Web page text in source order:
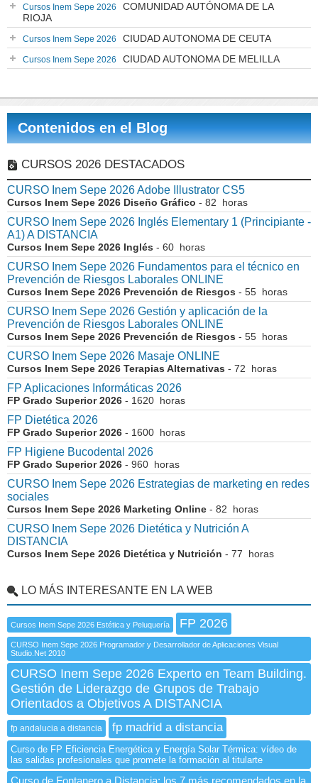
Cursos Inem Sepe 2026
COMUNIDAD AUTÓNOMA DE LA
RIOJA
Cursos Inem Sepe 2026 CIUDAD AUTONOMA DE CEUTA
Cursos Inem Sepe 2026 CIUDAD AUTONOMA DE MELILLA
Contenidos en el Blog
CURSOS 2026 DESTACADOS
CURSO Inem Sepe 2026 Adobe Illustrator CS5
Cursos Inem Sepe 2026 Diseño Gráfico - 82 horas
CURSO Inem Sepe 2026 Inglés Elementary 1 (Principiante -
A1) A DISTANCIA
Cursos Inem Sepe 2026 Inglés - 60 horas
CURSO Inem Sepe 2026 Fundamentos para el técnico en
Prevención de Riesgos Laborales ONLINE
Cursos Inem Sepe 2026 Prevención de Riesgos - 55 horas
CURSO Inem Sepe 2026 Gestión y aplicación de la
Prevención de Riesgos Laborales ONLINE
Cursos Inem Sepe 2026 Prevención de Riesgos - 55 horas
CURSO Inem Sepe 2026 Masaje ONLINE
Cursos Inem Sepe 2026 Terapias Alternativas - 72 horas
FP Aplicaciones Informáticas 2026
FP Grado Superior 2026 - 1620 horas
FP Dietética 2026
FP Grado Superior 2026 - 1600 horas
FP Higiene Bucodental 2026
FP Grado Superior 2026 - 960 horas
CURSO Inem Sepe 2026 Estrategias de marketing en redes
sociales
Cursos Inem Sepe 2026 Marketing Online - 82 horas
CURSO Inem Sepe 2026 Dietética y Nutrición A
DISTANCIA
Cursos Inem Sepe 2026 Dietética y Nutrición - 77 horas
LO MÁS INTERESANTE EN LA WEB
Cursos Inem Sepe 2026 Estética y Peluquería FP 2026
CURSO Inem Sepe 2026 Programador y Desarrollador de Aplicaciones Visual
Studio.Net 2010
CURSO Inem Sepe 2026 Experto en Team Building.
Gestión de Liderazgo de Grupos de Trabajo
Orientados a Objetivos A DISTANCIA
fp andalucia a distancia fp madrid a distancia
Curso de FP Eficiencia Energética y Energía Solar Térmica: vídeo de
las salidas profesionales que promete la formación al titularte